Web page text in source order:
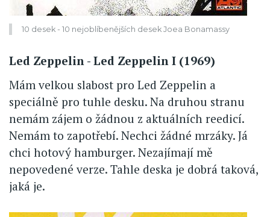
10 desek - 10 nejoblíbenějších desek Joea Bonamassy
Led Zeppelin - Led Zeppelin I (1969)
Mám velkou slabost pro Led Zeppelin a
speciálně pro tuhle desku. Na druhou stranu
nemám zájem o žádnou z aktuálních reedicí.
Nemám to zapotřebí. Nechci žádné mrzáky. Já
chci hotový hamburger. Nezajímají mě
nepovedené verze. Tahle deska je dobrá taková,
jaká je.